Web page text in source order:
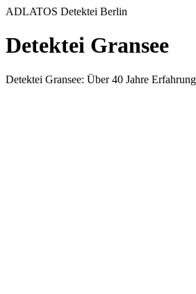
ADLATOS Detektei Berlin
Detektei Gransee
Detektei Gransee: Über 40 Jahre